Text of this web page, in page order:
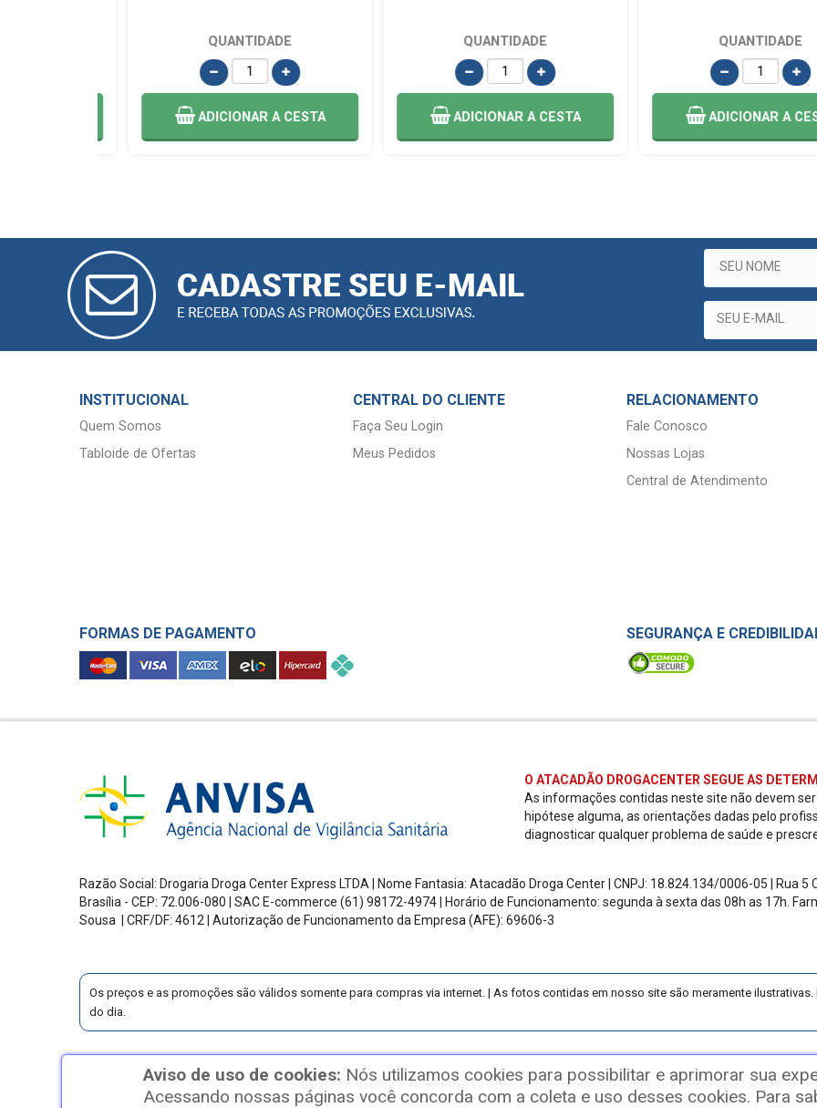
QUANTIDADE
ADICIONARA CESTA
QUANTIDADE
ADICIONARA CESTA
QUANTIDADE
ADICIONARA CESTA
CADASTRAR
E-MAIL
INSTITUCIONAL
Quem Somos
Tabloide de Ofertas
CENTRAL DO CLIENTE
Faça Seu Login
Meus Pedidos
RELACIONAMENTO
Fale Conosco
Nossas Lojas
Central de Atendimento
FORMAS DE PAGAMENTO SEGURANÇA E
O ATACADÃO DROGACENTER SEGUE AS
As informações contidas neste site não devem
hipótese alguma, as orientações dadas pelo
diagnosticar qualquer problema de saúde e
Razão Social: Drogaria Droga Center Express LTDA | Nome Fantasia: Atacadão Droga Center | CNPJ: 18.824.134/0006-05 | Rua
Brasília - CEP: 72.006-080
| SAC E-commerce (61) 98172-4974 | Horário de Funcionamento: segunda à sexta das 08h as 17h.
Sousa | CRF/DF: 4612 | Autorização de Funcionamento da Empresa (AFE): 69606-3
Os preços e as promoções são válidos somente para compras via internet. | As fotos contidas em nosso site são meramente
do dia.
Copyright © 2023 Atacadão DrogaCenter - Todos os direitos reservados. CNPJ:
Aviso de uso de cookies: Nós utilizamos cookies para possibilitar e aprimorar sua
Acessando nossas páginas você concorda com a coleta e uso desses cookies. Para